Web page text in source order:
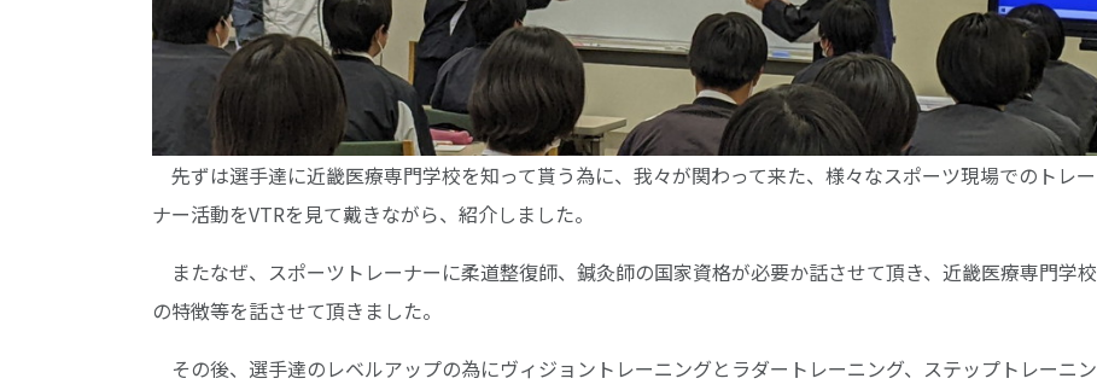
先ずは選手達に近畿医療専門学校を知って貰う為に、我々が関わって来た、様々なスポーツ現場でのトレー
ナー活動をVTRを見て戴きながら、紹介しました。
またなぜ、スポーツトレーナーに柔道整復師、鍼灸師の国家資格が必要か話させて頂き、近畿医療専門学校
の特徴等を話させて頂きました。
その後、選手達のレベルアップの為にヴィジョントレーニングとラダートレーニング、ステップトレーニン